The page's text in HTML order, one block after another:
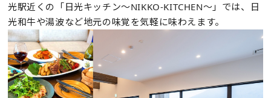
光駅近くの「日光キッチン〜NIKKO-KITCHEN〜」では、日
光和牛や湯波など地元の味覚を気軽に味わえます。